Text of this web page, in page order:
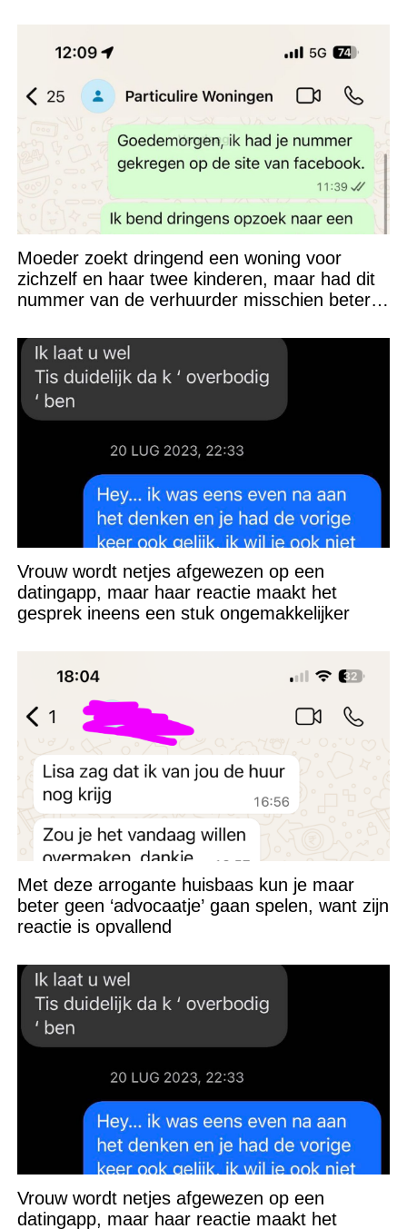
Moeder zoekt dringend een woning voor
zichzelf en haar twee kinderen, maar had dit
nummer van de verhuurder misschien beter
Vrouw wordt netjes afgewezen op een
datingapp, maar haar reactie maakt het
gesprek ineens een stuk ongemakkelijker
Met deze arrogante huisbaas kun je maar
beter geen ‘advocaatje’ gaan spelen, want zijn
reactie is opvallend
Vrouw wordt netjes afgewezen op een
datingapp, maar haar reactie maakt het